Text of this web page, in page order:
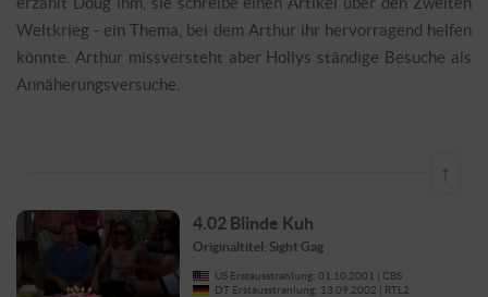
Weltkrieg - ein Thema, bei dem Arthur ihr hervorragend helfen
könnte. Arthur missversteht aber Hollys ständige Besuche als
Annäherungsversuche.
↑
4.02 Blinde Kuh
Originaltitel: Sight Gag
US Erstausstrahlung: 01.10.2001 | CBS
DT Erstausstrahlung: 13.09.2002 | RTL2